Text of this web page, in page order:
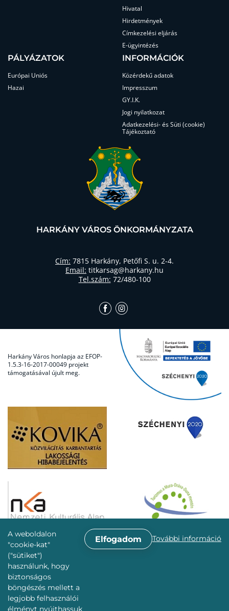
A weboldalon
"cookie-kat"
("sütiket")
használunk, hogy
biztonságos
böngészés mellett a
legjobb felhasználói
élményt nyújthassuk
Elfogadom További információ
Hivatal
Hirdetmények
Címkezelési eljárás
E-ügyintézés
PÁLYÁZATOK
Európai Uniós
Hazai
INFORMÁCIÓK
Közérdekű adatok
Impresszum
GY.I.K.
Jogi nyilatkozat
Adatkezelési- és Süti (cookie)
Tájékoztató
HARKÁNY VÁROS ÖNKORMÁNYZATA
Cím: 7815 Harkány, Petőfi S. u. 2-4.
Email: titkarsag@harkany.hu
Tel.szám: 72/480-100
Harkány Város honlapja az EFOP-
1.5.3-16-2017-00049 projekt
támogatásával újult meg.